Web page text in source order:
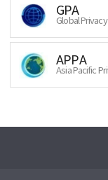
GPA
Global
APPA
Asia Pacific